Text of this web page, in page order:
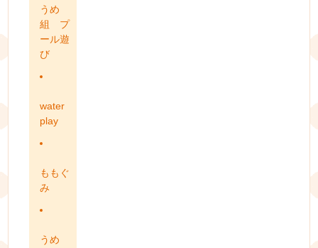
うめ
組 プ
ール遊
び
water
play
ももぐ
み
うめ